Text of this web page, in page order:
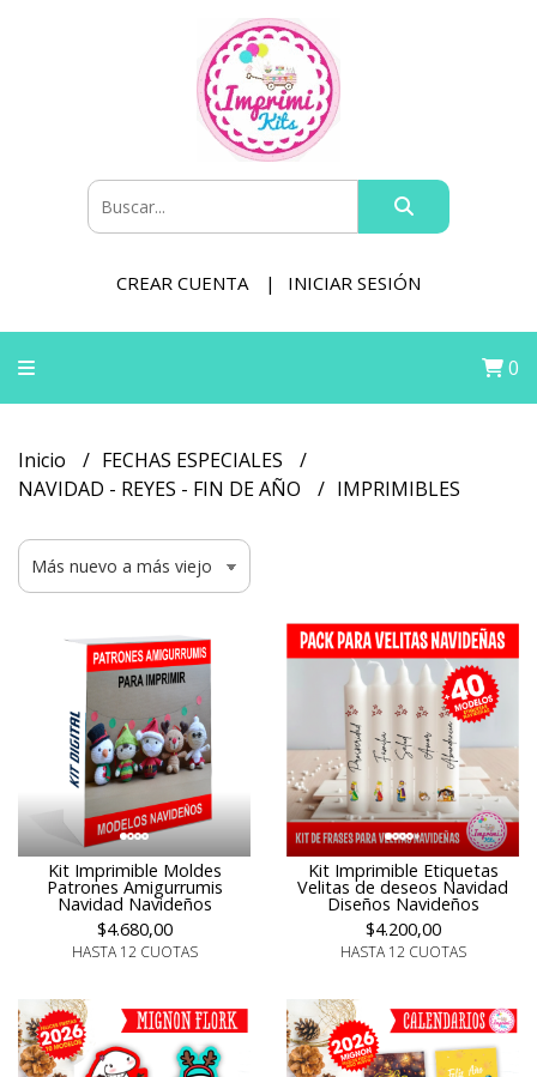
CREAR CUENTA INICIAR SESIÓN
0
Inicio
FECHAS ESPECIALES
NAVIDAD - REYES - FIN DE AÑO
IMPRIMIBLES
Kit Imprimible Moldes
Patrones Amigurrumis
Navidad Navideños
$4.680,00
HASTA 12 CUOTAS
Kit Imprimible Etiquetas
Velitas de deseos Navidad
Diseños Navideños
$4.200,00
HASTA 12 CUOTAS